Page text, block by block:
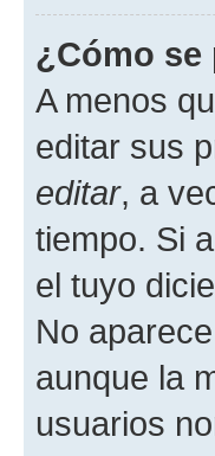
¿Cómo se
A menos
editar sus
editar, a
tiempo. Si
el tuyo
No
aunque la
usuarios